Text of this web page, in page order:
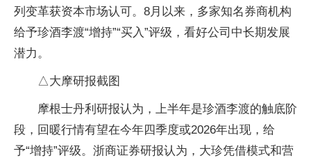
列变革获资本市场认可。8月以来，多家知名券商机构
给予珍酒李渡“增持”“买入”评级，看好公司中长期发展
潜力。
△大摩研报截图
摩根士丹利研报认为，上半年是珍酒李渡的触底阶
段，回暖行情有望在今年四季度或2026年出现，给
予“增持”评级。浙商证券研报认为，大珍凭借模式和营